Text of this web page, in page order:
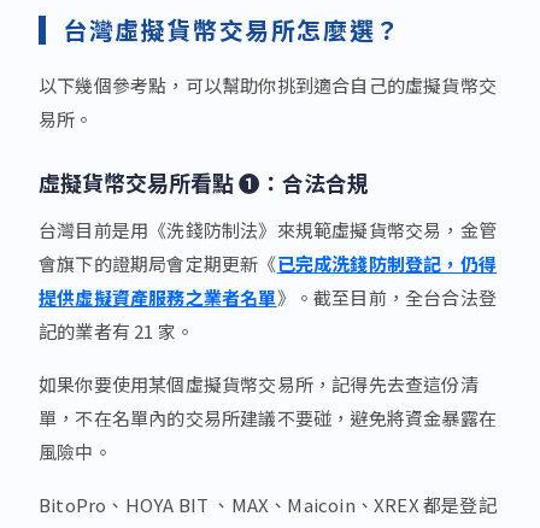
台灣虛擬貨幣交易所怎麼選？
以下幾個參考點，可以幫助你挑到適合自己的虛擬貨幣交
易所。
虛擬貨幣交易所看點 ❶：合法合規
台灣目前是用《洗錢防制法》來規範虛擬貨幣交易，金管
會旗下的證期局會定期更新《已完成洗錢防制登記，仍得
提供虛擬資產服務之業者名單》。截至目前，全台合法登
記的業者有 21 家。
如果你要使用某個虛擬貨幣交易所，記得先去查這份清
單，不在名單內的交易所建議不要碰，避免將資金暴露在
風險中。
BitoPro、HOYA BIT 、MAX、Maicoin、XREX 都是登記